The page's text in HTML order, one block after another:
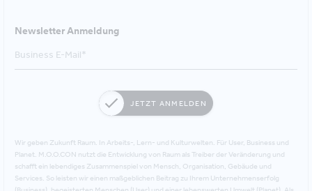
Newsletter Anmeldung
JETZT ANMELDEN
Wir geben Zukunft Raum. In Arbeits-, Lern- und Kulturwelten. Für User, Business und
Planet. M.O.O.CON nutzt die Entwicklung von Raum als Treiber der Veränderung und
schafft ein lebendiges Zusammenspiel von Mensch, Organisation, Gebäude und
Services. So leisten wir einen maßgeblichen Beitrag zu Ihrem Unternehmenserfolg